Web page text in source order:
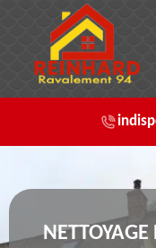
NETTOYAGE